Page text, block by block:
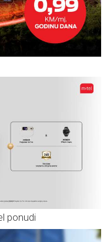
ponudi